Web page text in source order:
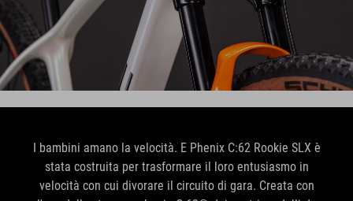
I bambini amano la velocità. E Phenix C:62 Rookie SLX è
stata costruita per trasformare il loro entusiasmo in
velocità con cui divorare il circuito di gara. Creata con